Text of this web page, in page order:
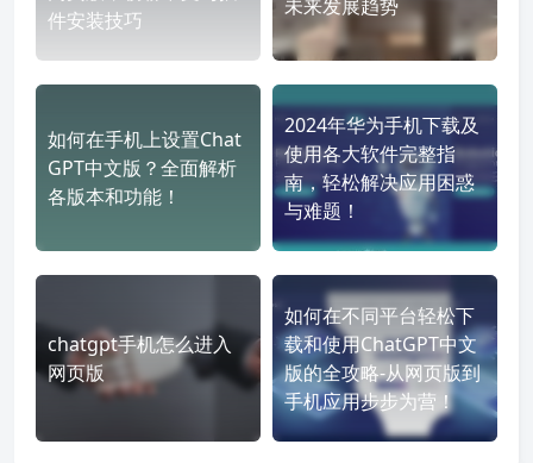
件安装技巧
未来发展趋势
如何在手机上设置Chat
GPT中文版？全面解析
各版本和功能！
2024年华为手机下载及
使用各大软件完整指
南，轻松解决应用困惑
与难题！
chatgpt手机怎么进入
网页版
如何在不同平台轻松下
载和使用ChatGPT中文
版的全攻略-从网页版到
手机应用步步为营！